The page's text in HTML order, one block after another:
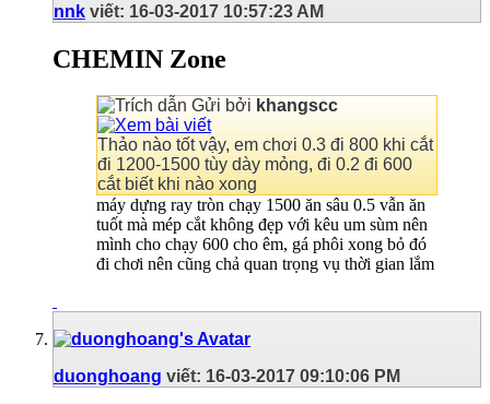
nnk viết: 16-03-2017 10:57:23 AM
CHEMIN Zone
Gửi bởi khangscc
Thảo nào tốt vậy, em chơi 0.3 đi 800 khi cắt
đi 1200-1500 tùy dày mỏng, đi 0.2 đi 600
cắt biết khi nào xong
máy dựng ray tròn chạy 1500 ăn sâu 0.5 vẫn ăn
tuốt mà mép cắt không đẹp với kêu um sùm nên
mình cho chạy 600 cho êm, gá phôi xong bỏ đó
đi chơi nên cũng chả quan trọng vụ thời gian lắm
duonghoang viết: 16-03-2017 09:10:06 PM